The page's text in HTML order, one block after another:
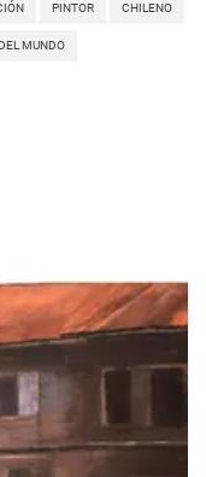
PINTOR CHILENO
MUNDO